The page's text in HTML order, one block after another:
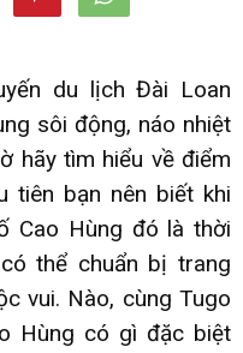
du lịch Đài Loan
sôi động, náo nhiệt
hãy tìm hiểu về điểm
tiên bạn nên biết khi
Cao Hùng đó là thời
thể chuẩn bị trang
vui. Nào, cùng Tugo
Hùng có gì đặc biệt